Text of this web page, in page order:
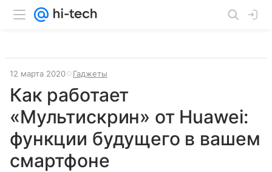
12 марта 2020 Гаджеты
Как работает
«Мультискрин» от Huawei:
функции будущего в вашем
смартфоне